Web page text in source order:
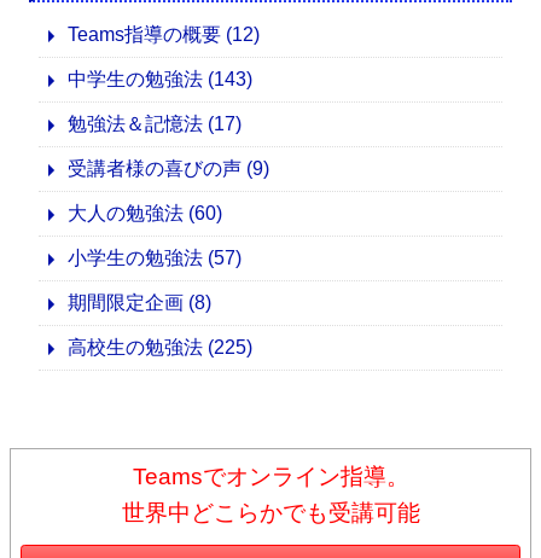
Teams指導の概要 (12)
中学生の勉強法 (143)
勉強法＆記憶法 (17)
受講者様の喜びの声 (9)
大人の勉強法 (60)
小学生の勉強法 (57)
期間限定企画 (8)
高校生の勉強法 (225)
Teamsでオンライン指導。
世界中どこらかでも受講可能